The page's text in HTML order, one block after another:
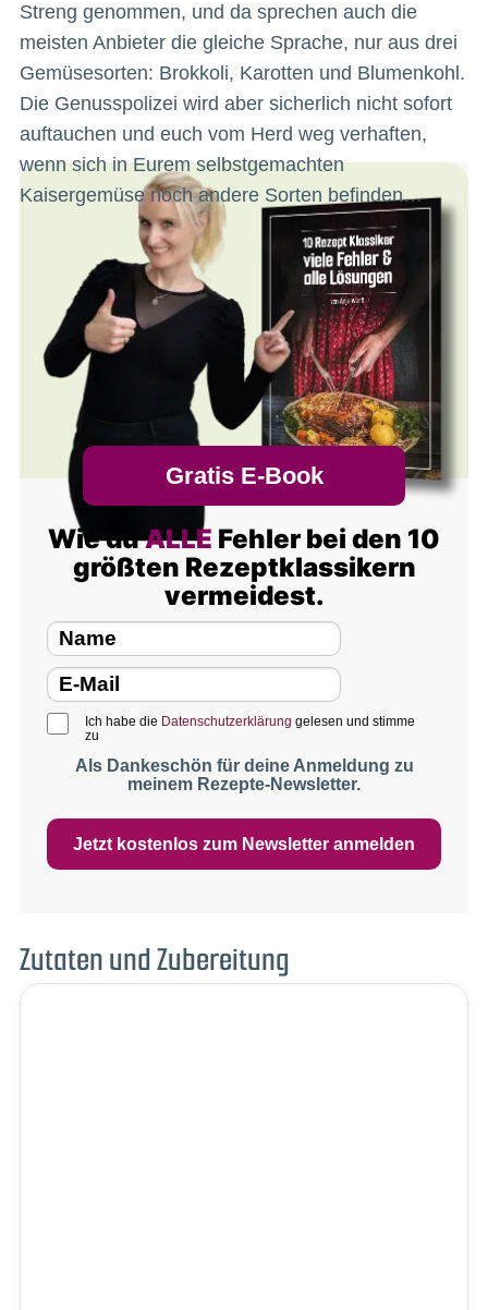
Streng genommen, und da sprechen auch die
meisten Anbieter die gleiche Sprache, nur aus drei
Gemüsesorten: Brokkoli, Karotten und Blumenkohl.
Die Genusspolizei wird aber sicherlich nicht sofort
auftauchen und euch vom Herd weg verhaften,
wenn sich in Eurem selbstgemachten
Kaisergemüse noch andere Sorten befinden…
Gratis E-Book
Wie duALLE Fehler bei den 10
größten Rezeptklassikern
vermeidest.
Ich habe die Datenschutzerklärung gelesen und stimme
zu
Als Dankeschön für deine Anmeldung zu
meinem Rezepte-Newsletter.
Jetzt kostenlos zum Newsletter anmelden
Zutaten und Zubereitung